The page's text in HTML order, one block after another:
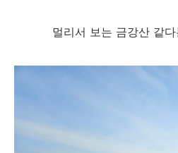
멀리서 보는 금강산 같